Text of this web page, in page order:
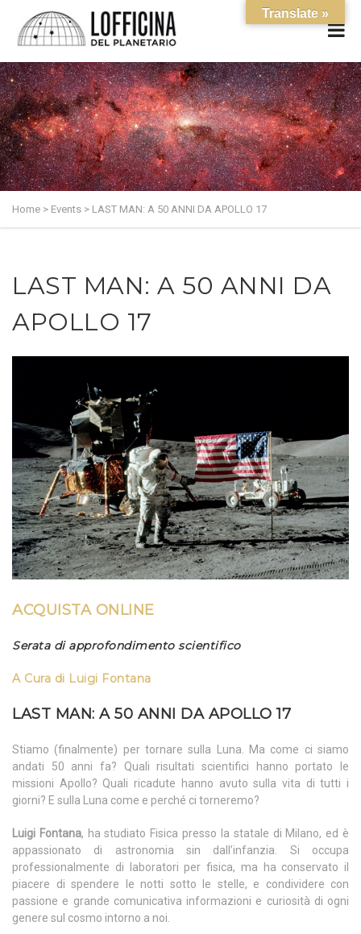
Home > Events > LAST MAN: A 50 ANNI DA APOLLO 17
LAST MAN: A 50 ANNI DA
APOLLO 17
ACQUISTA ONLINE
Serata di approfondimento scientifico
A Cura di Luigi Fontana
LAST MAN: A 50 ANNI DA APOLLO 17
Stiamo (finalmente) per tornare sulla Luna. Ma come ci siamo
andati 50 anni fa? Quali risultati scientifici hanno portato le
missioni Apollo? Quali ricadute hanno avuto sulla vita di tutti i
giorni? E sulla Luna come e perché ci torneremo?
Luigi Fontana, ha studiato Fisica presso la statale di Milano, ed è
appassionato di astronomia sin dall’infanzia. Si occupa
professionalmente di laboratori per fisica, ma ha conservato il
piacere di spendere le notti sotto le stelle, e condividere con
passione e grande comunicativa informazioni e curiosità di ogni
genere sul cosmo intorno a noi.
Translate »